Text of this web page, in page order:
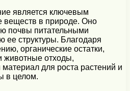
является ключевым
веществ в природе. Оно
почвы питательными
структуры. Благодаря
органические остатки,
животные отходы,
для роста растений и
в целом.